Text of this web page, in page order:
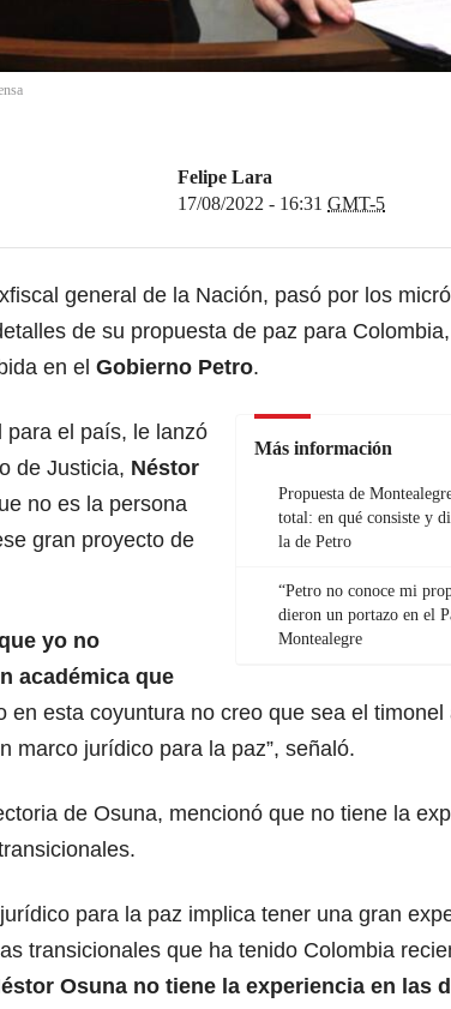
Felipe Lara
17/08/2022 - 16:31 GMT-5
general de la Nación, pasó por los
de su propuesta de paz para
en el Gobierno Petro.
Más información
Propuesta de
total: en qué consiste y
la de Petro
“Petro no conoce mi
dieron un portazo en el
Montealegre
para el país, le lanzó
de Justicia, Néstor
no es la persona
gran proyecto de
yo no
académica que
en esta coyuntura no creo que sea el timonel
marco jurídico para la paz”, señaló.
de Osuna, mencionó que no tiene la
para la paz implica tener una gran
transicionales que ha tenido Colombia
Osuna no tiene la experiencia en las